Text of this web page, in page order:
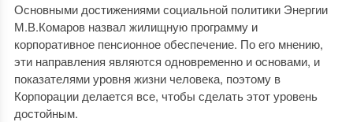
Основными достижениями социальной политики Энергии
М.В.Комаров назвал жилищную программу и
корпоративное пенсионное обеспечение. По его мнению,
эти направления являются одновременно и основами, и
показателями уровня жизни человека, поэтому в
Корпорации делается все, чтобы сделать этот уровень
достойным.